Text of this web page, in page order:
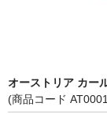
オーストリア カー
(商品コード